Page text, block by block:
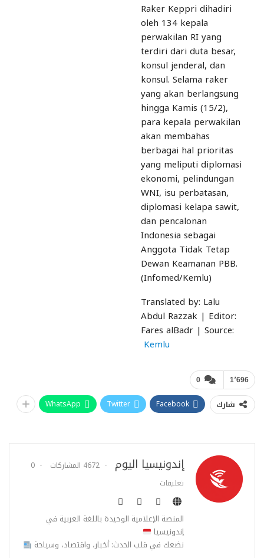
Raker Keppri dihadiri
oleh 134 kepala
perwakilan RI yang
terdiri dari duta besar,
konsul jenderal, dan
konsul. Selama raker
yang akan berlangsung
hingga Kamis (15/2),
para kepala perwakilan
akan membahas
berbagai hal prioritas
yang meliputi diplomasi
ekonomi, pelindungan
WNI, isu perbatasan,
diplomasi kelapa sawit,
dan pencalonan
Indonesia sebagai
Anggota Tidak Tetap
Dewan Keamanan PBB.
(Infomed/Kemlu)
Translated by: Lalu
Abdul Razzak | Editor:
Fares alBadr | Source:
Kemlu
0 1٬696
شارك Facebook
Twitter
WhatsApp
إندونيسيا اليوم 4672 المشاركات
0
تعليقات
المنصة الإعلامية الوحيدة باللغة العربية في
إندونيسيا
نضعك في قلب الحدث: أخبار، واقتصاد، وسياحة